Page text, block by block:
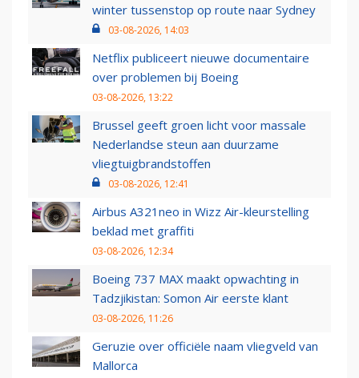
winter tussenstop op route naar Sydney
03-08-2026, 14:03
Netflix publiceert nieuwe documentaire
over problemen bij Boeing
03-08-2026, 13:22
Brussel geeft groen licht voor massale
Nederlandse steun aan duurzame
vliegtuigbrandstoffen
03-08-2026, 12:41
Airbus A321neo in Wizz Air-kleurstelling
beklad met graffiti
03-08-2026, 12:34
Boeing 737 MAX maakt opwachting in
Tadzjikistan: Somon Air eerste klant
03-08-2026, 11:26
Geruzie over officiële naam vliegveld van
Mallorca